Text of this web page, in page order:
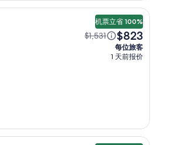
机票立省 100%
$1,531 $823
每位旅客
1 天前报价